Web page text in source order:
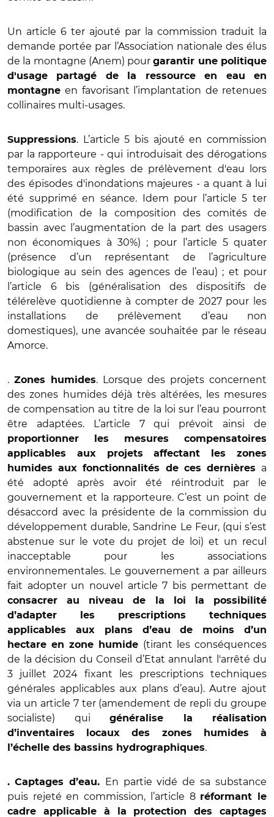
Un article 6 ter ajouté par la commission traduit la
demande portée par l’Association nationale des élus
de la montagne (Anem) pourgarantir une politique
d'usage partagé de la ressource en eau en
montagneen favorisant l’implantation de retenues
collinaires multi-usages.
Suppressions. L’article 5 bis ajouté en commission
par la rapporteure - qui introduisait des dérogations
temporaires aux règles de prélèvement d'eau lors
des épisodes d'inondations majeures - a quant à lui
été supprimé en séance. Idem pour l’article 5 ter
(modification de la composition des comités de
bassin avec l’augmentation de la part des usagers
non économiques à 30%) ; pour l’article 5 quater
(présence d’un représentant de l’agriculture
biologique au sein des agences de l’eau) ; et pour
l’article 6 bis (généralisation des dispositifs de
télérelève quotidienne à compter de 2027 pour les
installations de prélèvement d’eau non
domestiques), une avancée souhaitée par le réseau
Amorce.
. Zones humides. Lorsque des projets concernent
des zones humides déjà très altérées, les mesures
de compensation au titre de la loi sur l’eau pourront
être adaptées. L’article 7 qui prévoit ainsi de
proportionner les mesures compensatoires
applicables aux projets affectant les zones
humides aux fonctionnalités de ces dernières a
été adopté après avoir été réintroduit par le
gouvernement et la rapporteure. C’est un point de
désaccord avec la présidente de la commission du
développement durable, Sandrine Le Feur, (qui s’est
abstenue sur le vote du projet de loi) et un recul
inacceptable pour les associations
environnementales. Le gouvernement a par ailleurs
fait adopter un nouvel article 7 bis permettant de
consacrer au niveau de la loi la possibilité
d’adapter les prescriptions techniques
applicables aux plans d’eau de moins d’un
hectare en zone humide (tirant les conséquences
de la décision du Conseil d’Etat annulant l'arrêté du
3 juillet 2024 fixant les prescriptions techniques
générales applicables aux plans d’eau). Autre ajout
via un article 7 ter (amendement de repli du groupe
socialiste) qui généralise la réalisation
d’inventaires locaux des zones humides à
l’échelle des bassins hydrographiques.
. Captages d’eau. En partie vidé de sa substance
puis rejeté en commission, l’article 8 réformant le
cadre applicable à la protection des captages